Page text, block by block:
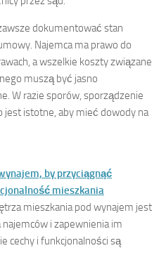
dokumentować stan
Najemca ma prawo do
a wszelkie koszty związane
muszą być jasno
W razie sporów, sporządzenie
jest istotne, aby mieć dowody na
by przyciągnąć
mieszkania
mieszkania pod wynajem jest
i zapewnienia im
cechy i funkcjonalności są